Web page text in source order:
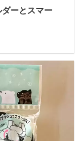
ダーとスマー